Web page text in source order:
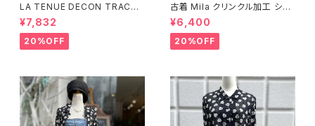
LA TENUE DECON TRACTE
E ブラウンジャケット
¥7,832
20%OFF
古着 Mila クリンクル加工 シャ
ツワンピース
¥6,400
20%OFF